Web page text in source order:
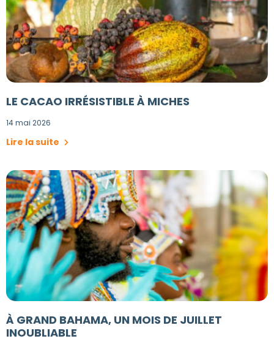
LE CACAO IRRÉSISTIBLE À MICHES
14 mai 2026
Lire la suite
À GRAND BAHAMA, UN MOIS DE JUILLET
INOUBLIABLE